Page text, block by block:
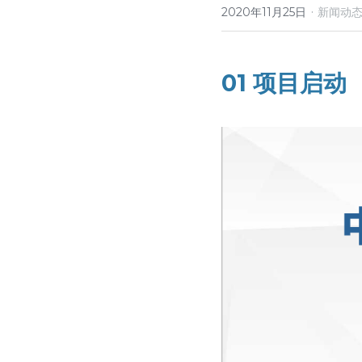
2020年11月25日 · 新闻动态
01 项目启动